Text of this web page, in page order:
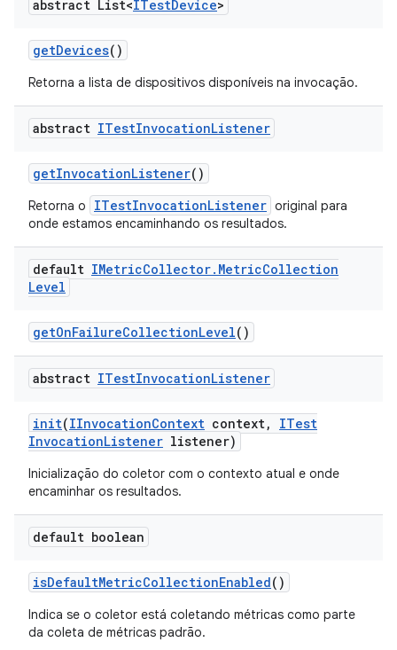
abstract List<ITestDevice>
getDevices()
Retorna a lista de dispositivos disponíveis na invocação.
abstract ITestInvocationListener
getInvocationListener()
Retorna o ITestInvocationListener original para
onde estamos encaminhando os resultados.
default IMetricCollector. MetricCollection
Level
getOnFailureCollectionLevel()
abstract ITestInvocationListener
init(IInvocationContext context,
ITest
InvocationListener listener)
Inicialização do coletor com o contexto atual e onde
encaminhar os resultados.
default boolean
isDefaultMetricCollectionEnabled()
Indica se o coletor está coletando métricas como parte
da coleta de métricas padrão.